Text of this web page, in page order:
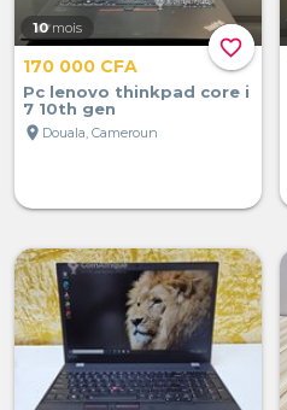
favorite_border
10 mois
170 000 CFA
Pc lenovo thinkpad core i
7 10th gen
location_on Douala, Cameroun